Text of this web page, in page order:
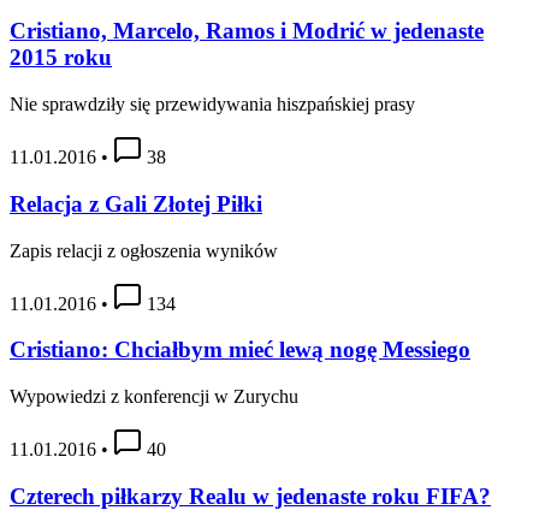
Cristiano, Marcelo, Ramos i Modrić w jedenaste
2015 roku
Nie sprawdziły się przewidywania hiszpańskiej prasy
11.01.2016 • 38
Relacja z Gali Złotej Piłki
Zapis relacji z ogłoszenia wyników
11.01.2016 • 134
Cristiano: Chciałbym mieć lewą nogę Messiego
Wypowiedzi z konferencji w Zurychu
11.01.2016 • 40
Czterech piłkarzy Realu w jedenaste roku FIFA?